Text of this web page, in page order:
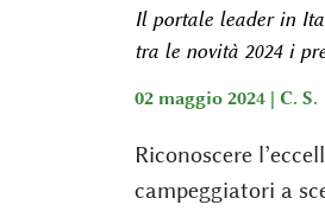
Il portale leader in
tra le novità 2024 i
02 maggio 2024 | C. S.
Riconoscere
campeggiatori a